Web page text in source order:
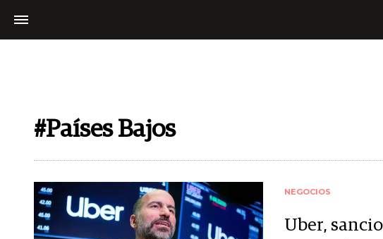
#Países Bajos
NEGOCIOS
Uber,